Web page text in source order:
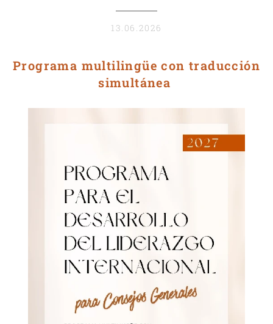
13.06.2026
Programa multilingüe con traducción
simultánea